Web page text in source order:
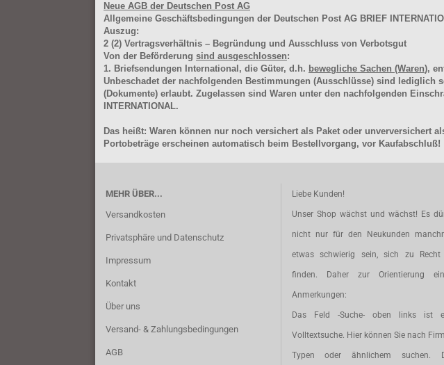
Neue AGB der Deutschen Post AG
Allgemeine Geschäftsbedingungen der Deutschen Post AG BRIEF
Auszug:
2 (2) Vertragsverhältnis – Begründung und Ausschluss von Verbotsgut
Von der Beförderung sind ausgeschlossen:
1. Briefsendungen International, die Güter, d.h. bewegliche Sachen (Waren),
Unbeschadet der nachfolgenden Bestimmungen (Ausschlüsse) sind
(Dokumente) erlaubt. Zugelassen sind Waren unter den nachfolgenden
INTERNATIONAL.
Das heißt: Waren können nur noch versichert als Paket oder unverversichert
Portobeträge erscheinen automatisch beim Bestellvorgang, vor Kaufabschluß!
MEHR ÜBER...
Versandkosten
Privatsphäre und Datenschutz
Impressum
Kontakt
Über uns
Versand- & Zahlungsbedingungen
AGB
Liebe Kunden!
Unser Shop wächst und wächst! Es
nicht nur für den Neukunden
etwas schwierig sein, sich zu Recht
finden. Daher zur Orientierung
Anmerkungen:
Das Feld -Suche- oben links ist
Volltextsuche. Hier können Sie nach
Typen oder ähnlichem suchen.